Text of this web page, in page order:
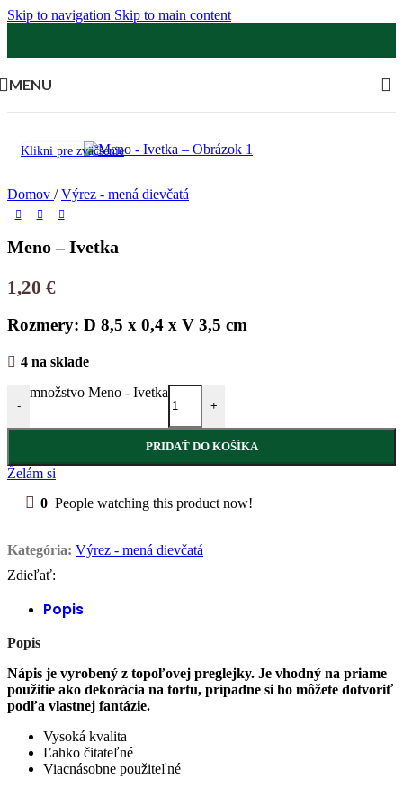
Skip to navigation Skip to main content
MENU
Klikni pre zväčšenie
Domov / Výrez - mená dievčatá
Meno – Ivetka
1,20 €
Rozmery: D 8,5 x 0,4 x V 3,5 cm
4 na sklade
-
množstvo Meno - Ivetka
+
PRIDAŤ DO KOŠÍKA
Želám si
0 People watching this product now!
Kategória: Výrez - mená dievčatá
Zdieľať:
Popis
Popis
Nápis je vyrobený z topoľovej preglejky. Je vhodný na priame
použitie ako dekorácia na tortu, prípadne si ho môžete dotvoriť
podľa vlastnej fantázie.
Vysoká kvalita
Ľahko čitateľné
Viacnásobne použiteľné